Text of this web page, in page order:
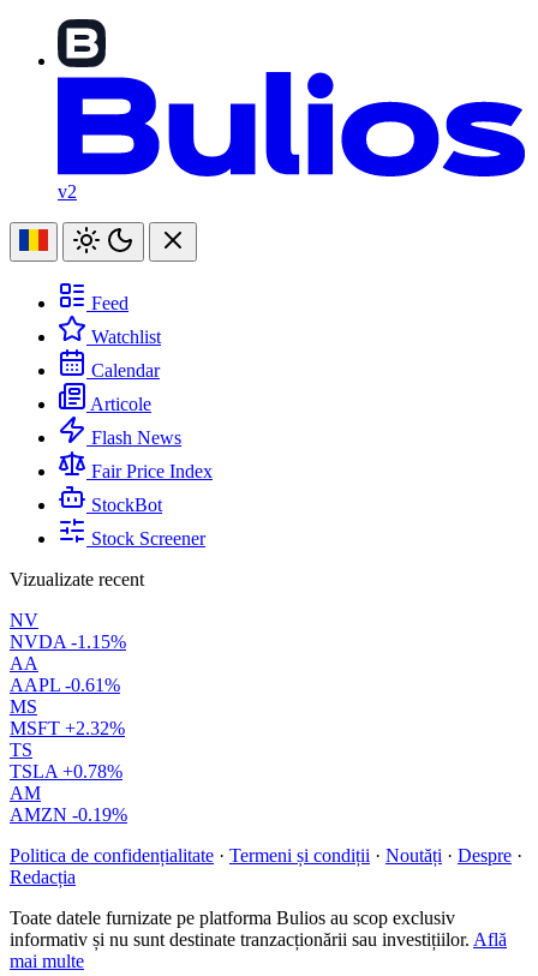
v2
Feed
Watchlist
Calendar
Articole
Flash News
Fair Price Index
StockBot
Stock Screener
Vizualizate recent
NV
NVDA -1.15%
AA
AAPL -0.61%
MS
MSFT +2.32%
TS
TSLA +0.78%
AM
AMZN -0.19%
Politica de confidențialitate · Termeni și condiții · Noutăți · Despre ·
Redacția
Toate datele furnizate pe platforma Bulios au scop exclusiv
informativ și nu sunt destinate tranzacționării sau investițiilor. Află
mai multe